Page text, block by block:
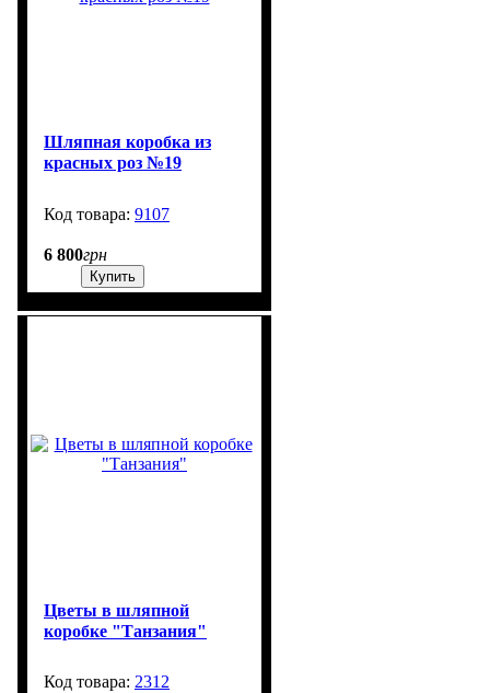
Шляпная коробка из
красных роз №19
9107
6 800грн
Купить
Цветы в шляпной
коробке "Танзания"
2312